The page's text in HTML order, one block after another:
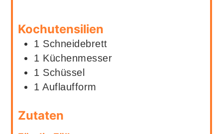
Kochutensilien
1 Schneidebrett
1 Küchenmesser
1 Schüssel
1 Auflaufform
Zutaten